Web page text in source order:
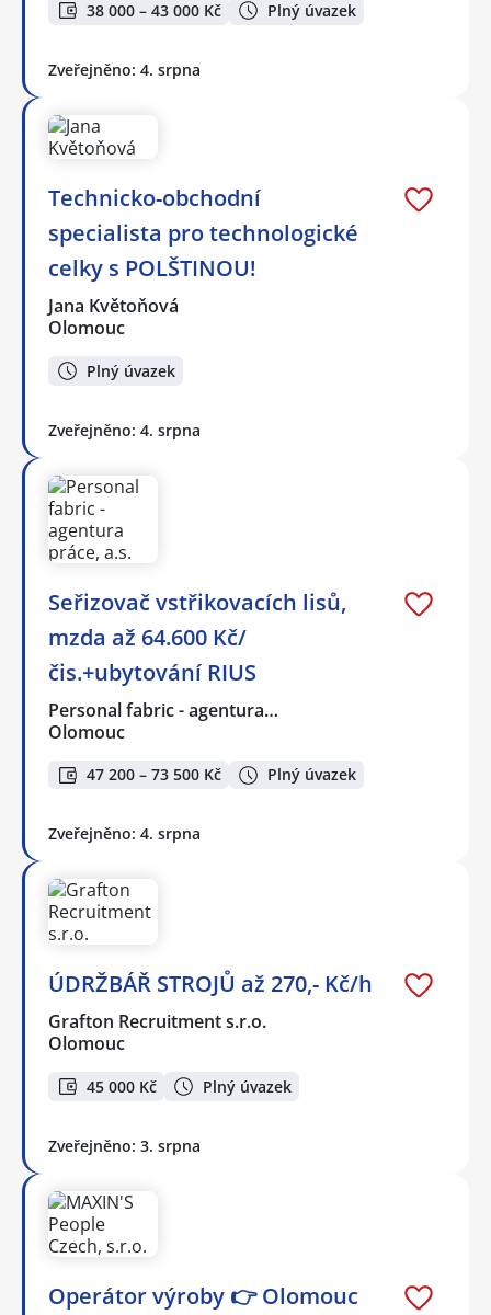
38 000 – 43 000 Kč Plný úvazek
Zveřejněno: 4. srpna
Technicko-obchodní
specialista pro technologické
celky s POLŠTINOU!
Jana Květoňová
Olomouc
Plný úvazek
Zveřejněno: 4. srpna
Seřizovač vstřikovacích lisů,
mzda až 64.600 Kč/
čis.+ubytování RIUS
Personal fabric - agentura…
Olomouc
47 200 – 73 500 Kč Plný úvazek
Zveřejněno: 4. srpna
ÚDRŽBÁŘ STROJŮ až 270,- Kč/h
Grafton Recruitment s.r.o.
Olomouc
45 000 Kč Plný úvazek
Zveřejněno: 3. srpna
Operátor výroby 👉 Olomouc